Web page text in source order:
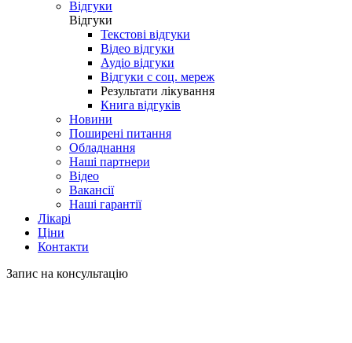
Відгуки
Відгуки
Текстові відгуки
Відео відгуки
Аудіо відгуки
Відгуки с соц. мереж
Результати лікування
Книга відгуків
Новини
Поширені питання
Обладнання
Наші партнери
Відео
Вакансії
Наші гарантії
Лікарі
Ціни
Контакти
Запис на консультацію